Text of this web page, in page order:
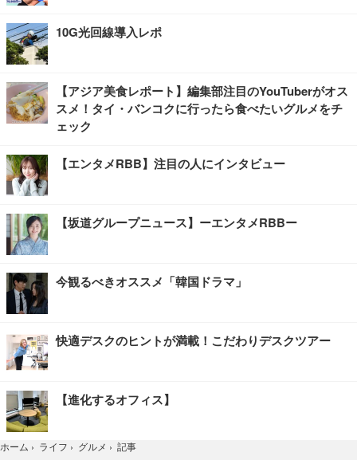
10G光回線導入レポ
【アジア美食レポート】編集部注目のYouTuberがオス
スメ！タイ・バンコクに行ったら食べたいグルメをチ
ェック
【エンタメRBB】注目の人にインタビュー
【坂道グループニュース】ーエンタメRBBー
今観るべきオススメ「韓国ドラマ」
快適デスクのヒントが満載！こだわりデスクツアー
【進化するオフィス】
ホーム › ライフ › グルメ › 記事